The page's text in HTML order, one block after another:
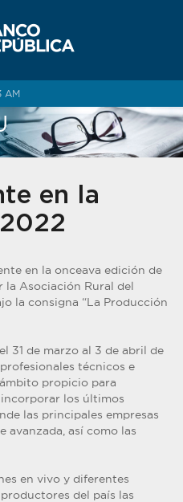
AM
en la
en la onceava edición de
la Asociación Rural del
la consigna “La Producción
31 de marzo al 3 de abril de
técnicos e
propicio para
los últimos
las principales empresas
avanzada, así como las
en vivo y diferentes
del país las